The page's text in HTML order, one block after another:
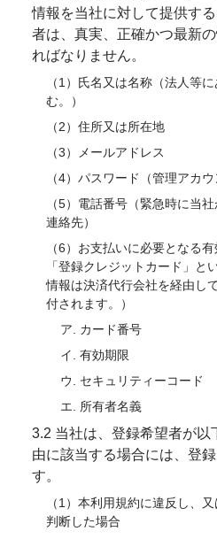
情報を当社に対して提供す
者は、真実、正確かつ最新
ればなりません。
（1）氏名又は名称（法人等
む。）
（2）住所又は所在地
（3）メールアドレス
（4）パスワード（管理アカウ
（5）電話番号（緊急時に当
連絡先）
（6）お支払いに必要となる
「登録クレジットカード」と
情報は決済代行会社を経由し
付されます。）
ア. カード番号
イ. 有効期限
ウ. セキュリティーコード
エ. 所有者名義
3.2 当社は、登録希望者が
由に該当する場合には、登
す。
（1）本利用規約に違反し、
判断した場合